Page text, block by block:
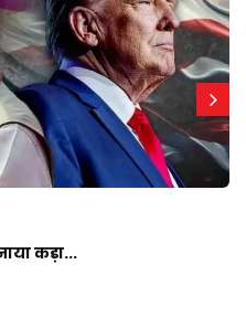
कड़ा...